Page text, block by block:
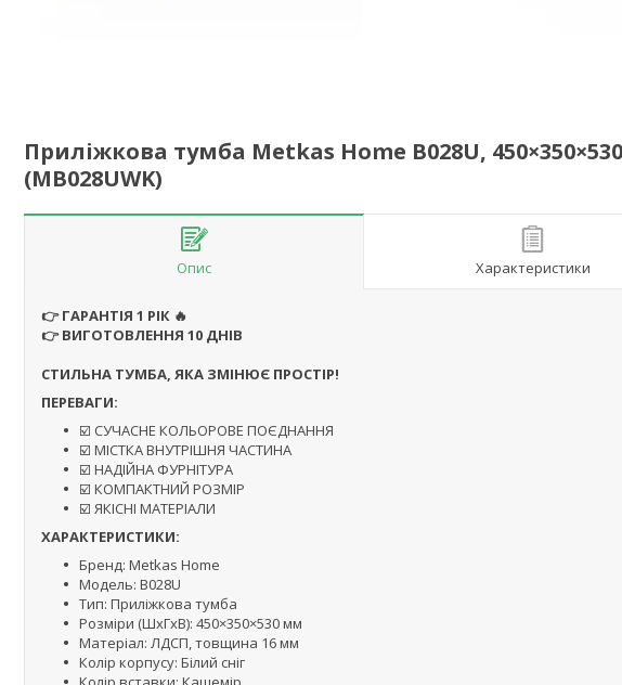
Приліжкова тумба Metkas Home B028U,
(MB028UWK)
Опис Характеристики
👉 ГАРАНТІЯ 1 РІК 🔥
👉 ВИГОТОВЛЕННЯ 10 ДНІВ
СТИЛЬНА ТУМБА, ЯКА ЗМІНЮЄ ПРОСТІР!
ПЕРЕВАГИ:
☑️ СУЧАСНЕ КОЛЬОРОВЕ ПОЄДНАННЯ
☑️ МІСТКА ВНУТРІШНЯ ЧАСТИНА
☑️ НАДІЙНА ФУРНІТУРА
☑️ КОМПАКТНИЙ РОЗМІР
☑️ ЯКІСНІ МАТЕРІАЛИ
ХАРАКТЕРИСТИКИ:
Бренд: Metkas Home
Модель: B028U
Тип: Приліжкова тумба
Розміри (ШхГхВ): 450×350×530 мм
Матеріал: ЛДСП, товщина 16 мм
Колір корпусу: Білий сніг